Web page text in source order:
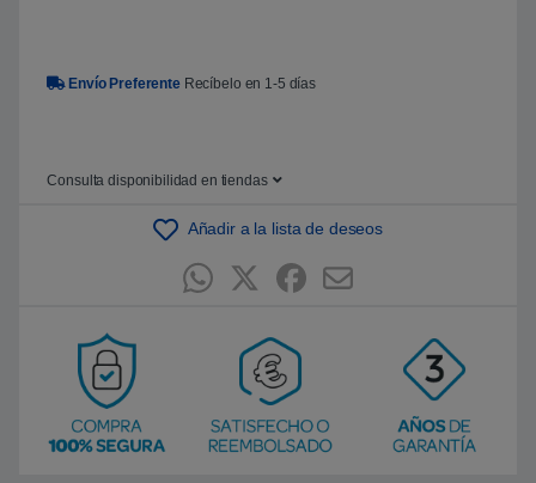
Envío Preferente Recíbelo en 1-5 días
Consulta disponibilidad en tiendas
Añadir a la lista de deseos